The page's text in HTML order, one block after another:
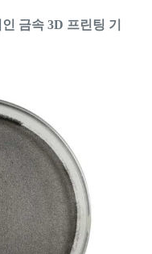
금속 3D 프린팅 기